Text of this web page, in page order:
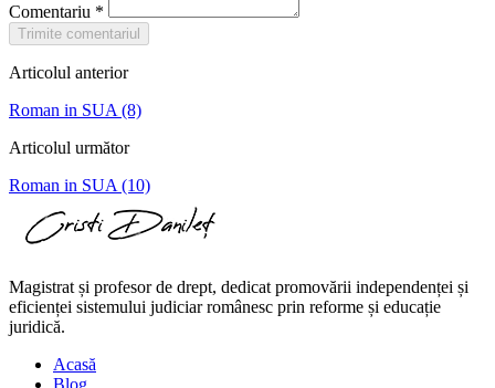
Comentariu *
Trimite comentariul
Articolul anterior
Roman in SUA (8)
Articolul următor
Roman in SUA (10)
Magistrat și profesor de drept, dedicat promovării independenței și
eficienței sistemului judiciar românesc prin reforme și educație
juridică.
Acasă
Blog